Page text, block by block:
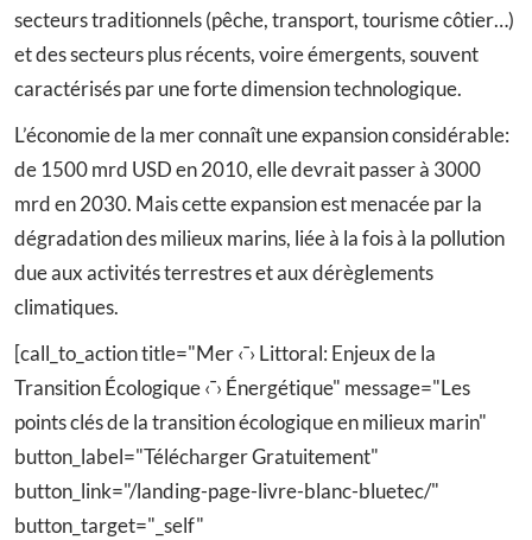
secteurs traditionnels (pêche, transport, tourisme côtier…)
et des secteurs plus récents, voire émergents, souvent
caractérisés par une forte dimension technologique.
L’économie de la mer connaît une expansion considérable:
de 1500 mrd USD en 2010, elle devrait passer à 3000
mrd en 2030. Mais cette expansion est menacée par la
dégradation des milieux marins, liée à la fois à la pollution
due aux activités terrestres et aux dérèglements
climatiques.
[call_to_action title="Mer ‹¯› Littoral: Enjeux de la
Transition Écologique ‹¯› Énergétique" message="Les
points clés de la transition écologique en milieux marin"
button_label="Télécharger Gratuitement"
button_link="/landing-page-livre-blanc-bluetec/"
button_target="_self"